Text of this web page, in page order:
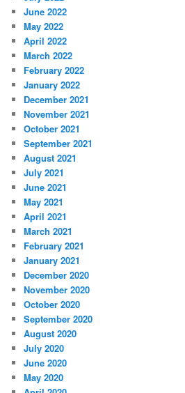
June 2022
May 2022
April 2022
March 2022
February 2022
January 2022
December 2021
November 2021
October 2021
September 2021
August 2021
July 2021
June 2021
May 2021
April 2021
March 2021
February 2021
January 2021
December 2020
November 2020
October 2020
September 2020
August 2020
July 2020
June 2020
May 2020